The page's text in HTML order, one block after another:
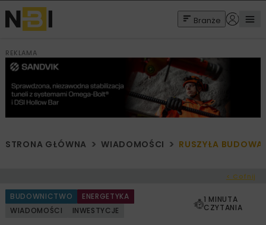
Branże
REKLAMA
STRONA GŁÓWNA WIADOMOŚCI RUSZYŁA
< Cofnij
BUDOWNICTWO
ENERGETYKA
WIADOMOŚCI
INWESTYCJE
1 MINUTA
CZYTANIA